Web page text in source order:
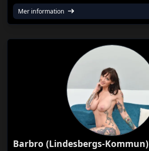
Mer information
Barbro (Lindesbergs-Kommun)